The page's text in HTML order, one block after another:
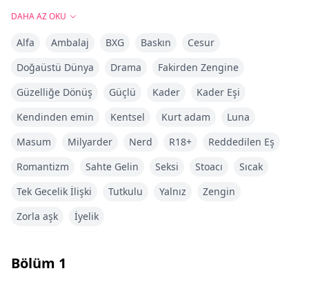
Ama on yıllık evlilikleri masal gibi değildi.
On yıl boyunca aşağılanmaya katlandı: Luna unvanı
daha soğuk bakışlar.
Mükemmel kız kardeşi geri döndüğünde, Kieran aynı
gece boşanma davası açtı. Ve ailesi, evliliğinin
bozulmasından memnundu.
Seraphina kavga etmedi, sessizce ayrıldı. Ancak tehlike
kapıyı çaldığında şok edici gerçekler ortaya çıktı:
☽ "Kusuru" aslında nadir bir hediye
etmek için savaşacak
DAHA AZ OKU
Alfa Ambalaj BXG Baskın
Cesur
Doğaüstü Dünya
Drama
Fakirden Zengine
Güzelliğe Dönüş
Güçlü Kader
Kader Eşi
Kendinden emin
Kentsel Kurt adam
Luna
Masum
Milyarder Nerd R18+
Reddedilen Eş
Romantizm
Sahte Gelin Seksi Stoacı
Sıcak
Tek Gecelik İlişki
Tutkulu Yalnız
Zengin
Zorla aşk
İyelik
Bölüm 1